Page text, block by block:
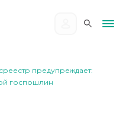
предупреждает:
госпошлин